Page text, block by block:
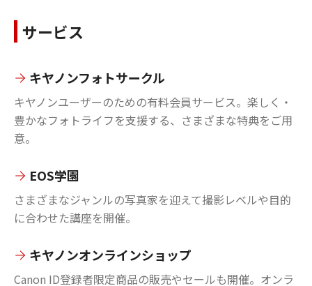
サービス
キヤノンフォトサークル
キヤノンユーザーのための有料会員サービス。楽しく・
豊かなフォトライフを支援する、さまざまな特典をご用
意。
EOS学園
さまざまなジャンルの写真家を迎えて撮影レベルや目的
に合わせた講座を開催。
キヤノンオンラインショップ
Canon ID登録者限定商品の販売やセールも開催。オンラ